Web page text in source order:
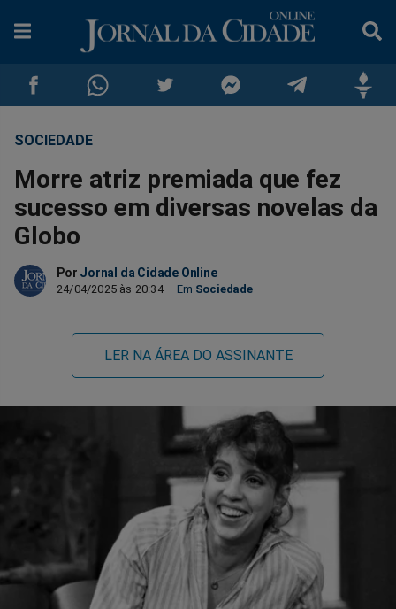
Compartilhar
no
Facebook
Compartilhar
no
Whatsapp
no
no
no
no
SOCIEDADE
Morre atriz premiada que fez
sucesso em diversas novelas da
Globo
Por Jornal da Cidade Online
24/04/2025 às 20:34 Sociedade
LER NA ÁREA DO ASSINANTE